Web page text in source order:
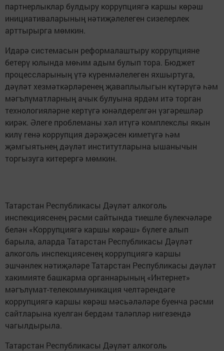
партнерлыклар булдыру коррупциягә каршы көрәш
инициативаларының нәтиҗәлелеген сизелерлек
арттырырга мөмкин.
Идарә системасын реформалаштыру коррупцияне
бетерү юлында мөһим адым булып тора. Бюджет
процессларының үтә күренмәлелеген яхшыртуга,
дәүләт хезмәткәрләренең җаваплылыгын күтәрүгә һәм
мәгълүматларның ачык булуына ярдәм итә торган
технологияләрне кертүгә юнәлдерелгән үзгәрешләр
кирәк. Әлеге проблеманы хәл итүгә комплекслы якын
килү генә коррупция дәрәҗәсен киметүгә һәм
җәмгыятьнең дәүләт институтларына ышанычын
торгызуга китерергә мөмкин.
Татарстан Республикасы Дәүләт алкоголь
инспекциясенең рәсми сайтында тиешле бүлекчәләре
белән «Коррупциягә каршы көрәш» бүлеге алып
барыла, аларда Татарстан Республикасы Дәүләт
алкоголь инспекциясенең коррупциягә каршы
эшчәнлек нәтиҗәләре Татарстан Республикасы дәүләт
хакимияте башкарма органнарының «Интернет»
мәгълүмат-телекоммуникация челтәрендәге
коррупциягә каршы көрәш мәсьәләләре буенча рәсми
сайтларына куелган бердәм таләпләр нигезендә
чагылдырыла.
Татарстан Республикасы Дәүләт алкоголь